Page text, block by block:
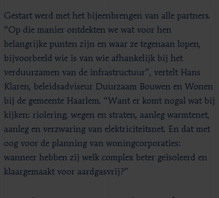
Gestart werd met het bijeenbrengen van alle partners.
“Op die manier ontdekten we wat voor hen
belangrijke punten zijn en waar ze tegenaan lopen,
bijvoorbeeld wie is van wie afhankelijk bij het
verduurzamen van de infrastructuur”, vertelt Hans
Klaren, beleidsadviseur Duurzaam Bouwen en Wonen
bij de gemeente Haarlem. “Want er komt nogal wat bij
kijken: riolering, wegen en straten, aanleg warmtenet,
aanleg en verzwaring van elektriciteitsnet. En dat met
oog voor de planning van woningcorporaties:
wanneer hebben zij welk complex beter geïsoleerd en
klaargemaakt voor aardgasvrij?”